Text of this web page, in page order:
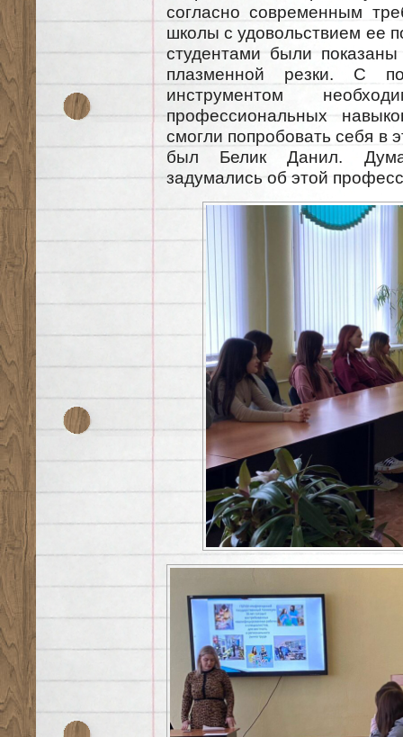
согласно современным
школы с удовольствием ее
студентами были
плазменной резки. С
инструментом
профессиональных
смогли попробовать себя в
был Белик Данил.
задумались об этой